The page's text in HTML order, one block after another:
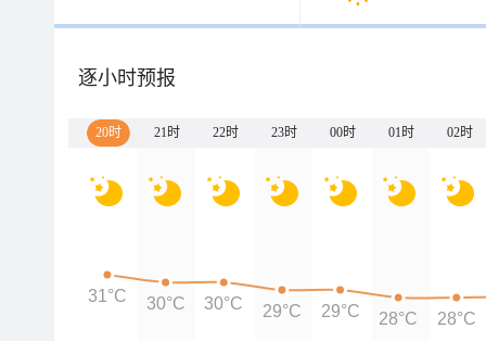
逐小时预报
20时 21时 22时 23时 00时 01时 02时
31°C 30°C 30°C 29°C 29°C 28°C 28°C